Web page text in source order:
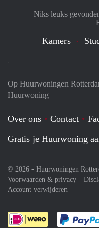
Op Huurwoningen
Huurwoning
Over ons Contact
Gratis je Huurwoning
© 2026 - Huurwoningen
Voorwaarden & privacy
Account verwijderen
Niks leuks
Kamers